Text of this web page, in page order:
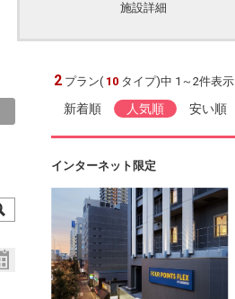
施設詳細
2 プラン( 10 タイプ)中 1～2件表示
新着順 人気順 安い順
インターネット限定